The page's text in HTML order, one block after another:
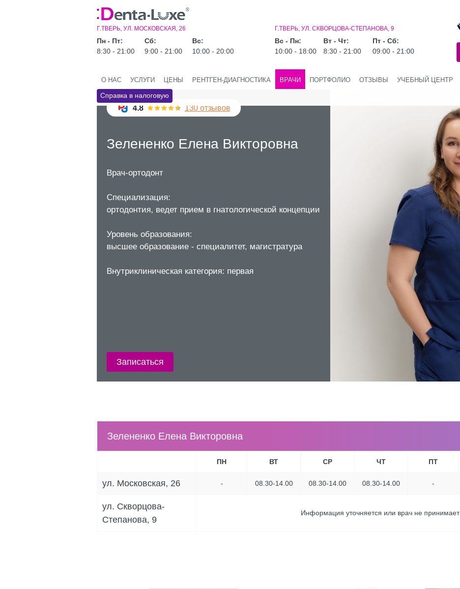
Г.ТВЕРЬ, УЛ. МОСКОВСКАЯ, 26
Пн - Пт:
8:30 - 21:00
Сб:
9:00 - 21:00
Вс:
10:00 - 20:00
Г.ТВЕРЬ, УЛ. СКВОРЦОВА-СТЕПАНОВА, 9
Вс - Пн:
10:00 - 18:00
Вт - Чт:
8:30 - 21:00
Пт - Сб:
09:00 - 21:00
О НАС УСЛУГИ ЦЕНЫ РЕНТГЕН-ДИАГНОСТИКА ВРАЧИ ПОРТФОЛИО ОТЗЫВЫ УЧЕБНЫЙ ЦЕНТР
Справка в налоговую
4.8 130 отзывов
Зелененко Елена Викторовна
Врач-ортодонт
Специализация:
ортодонтия, ведет прием в гнатологической концепции
Уровень образования:
высшее образование - специалитет, магистратура
Внутриклиническая категория: первая
Записаться
Зелененко Елена Викторовна
ПН ВТ СР ЧТ ПТ
ул. Московская, 26 - 08.30-14.00 08.30-14.00 08.30-14.00 -
ул. Скворцова-
Степанова, 9
Информация уточняется или врач не принимает